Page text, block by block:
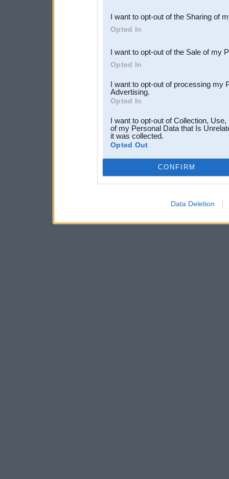
Downstream Participants
third parties.
I want to opt-out of the Sharing of
Opted In
I want to opt-out of the Sale of my
Opted In
I want to opt-out of processing my
Advertising.
Opted In
I want to opt-out of Collection,
of my Personal Data that Is
it was collected.
Opted Out
CONFIRM
Data Deletion